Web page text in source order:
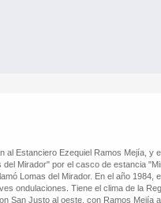
al Estanciero Ezequiel Ramos Mejía, y
Mirador" por el casco de estancia
Lomas del Mirador. En el año 1984,
ondulaciones. Tiene el clima de la
San Justo al oeste, con Ramos Mejía